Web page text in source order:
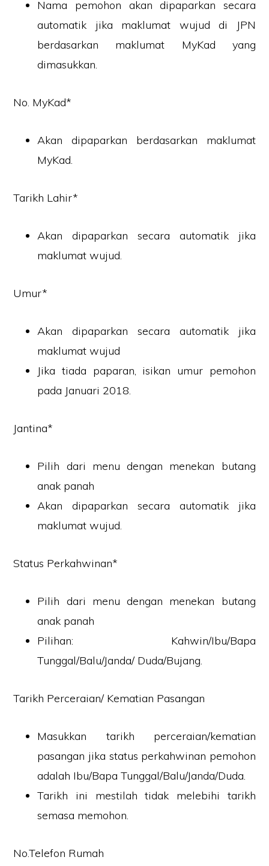
Nama pemohon akan dipaparkan secara
automatik jika maklumat wujud di JPN
berdasarkan maklumat MyKad yang
dimasukkan.
No. MyKad*
Akan dipaparkan berdasarkan maklumat
MyKad.
Tarikh Lahir*
Akan dipaparkan secara automatik jika
maklumat wujud.
Umur*
Akan dipaparkan secara automatik jika
maklumat wujud
Jika tiada paparan, isikan umur pemohon
pada Januari 2018.
Jantina*
Pilih dari menu dengan menekan butang
anak panah
Akan dipaparkan secara automatik jika
maklumat wujud.
Status Perkahwinan*
Pilih dari menu dengan menekan butang
anak panah
Pilihan: Kahwin/Ibu/Bapa
Tunggal/Balu/Janda/ Duda/Bujang.
Tarikh Perceraian/ Kematian Pasangan
Masukkan tarikh perceraian/kematian
pasangan jika status perkahwinan pemohon
adalah Ibu/Bapa Tunggal/Balu/Janda/Duda.
Tarikh ini mestilah tidak melebihi tarikh
semasa memohon.
No.Telefon Rumah